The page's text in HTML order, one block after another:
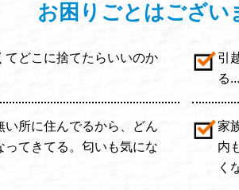
お困りごと はござい
どこに捨てたらいいのか
引
る
所に住んでるから、どん
ってきてる。匂いも気にな
家
内
く